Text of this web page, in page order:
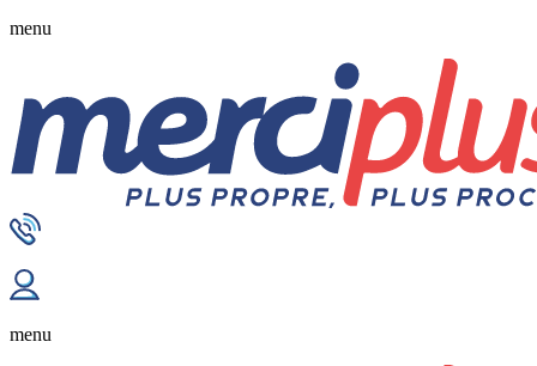
menu
menu